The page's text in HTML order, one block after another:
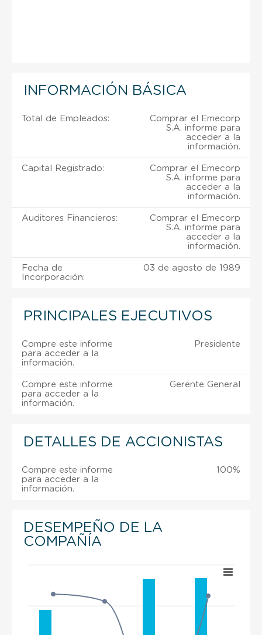
INFORMACIÓN BÁSICA
Total de Empleados:
Comprar el Emecorp
S.A. informe para
acceder a la
información.
Capital Registrado:
Comprar el Emecorp
S.A. informe para
acceder a la
información.
Auditores Financieros:
Comprar el Emecorp
S.A. informe para
acceder a la
información.
Fecha de
Incorporación:
03 de agosto de 1989
PRINCIPALES EJECUTIVOS
Compre este informe
para acceder a la
información.
Presidente
Compre este informe
para acceder a la
información.
Gerente General
DETALLES DE ACCIONISTAS
Compre este informe
para acceder a la
información.
100%
DESEMPEÑO DE LA
COMPAÑÍA